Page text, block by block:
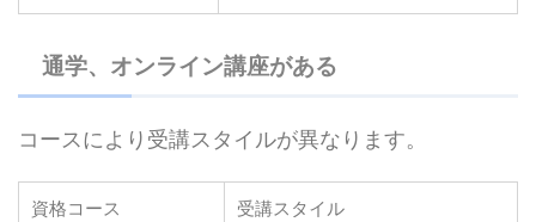
通学、オンライン講座がある
コースにより受講スタイルが異なります。
資格コース 受講スタイル